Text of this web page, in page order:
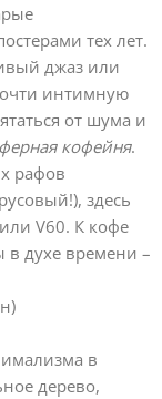
тех лет.
джаз или
интимную
от шума и
кофейня.
рафов
здесь
V60. К кофе
в духе времени –
в
дерево,